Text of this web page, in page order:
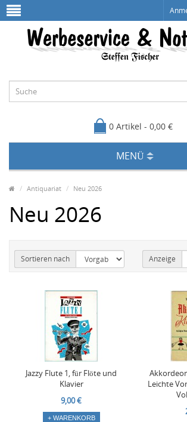
0 Artikel - 0,00 €
MENÜ
Antiquariat Neu 2026
Neu 2026
Sortieren nach Anzeige
Jazzy Flute 1, für Flöte und
Klavier
9,00 €
+ WARENKORB
Leichte